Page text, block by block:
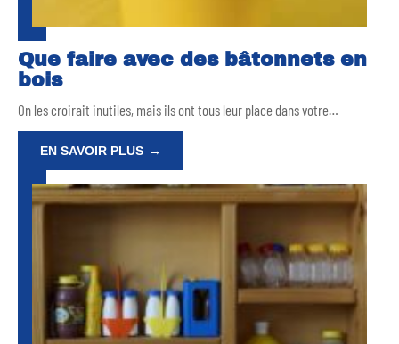
Que faire avec des bâtonnets en
bois
On les croirait inutiles, mais ils ont tous leur place dans votre…
EN SAVOIR PLUS